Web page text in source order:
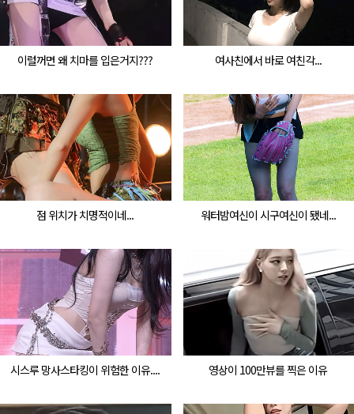
이럴꺼면 왜 치마를 입은거지??? 여사친에서 바로 여친각...
점 위치가 치명적이네... 워터밤여신이 시구여신이 됐네...
시스루 망사스타킹이 위험한 이유.... 영상이 100만뷰를 찍은 이유